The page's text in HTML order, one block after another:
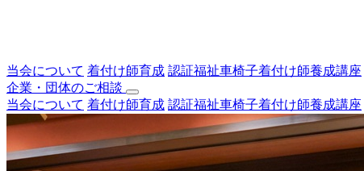
当会について 着付け師育成 認証福祉車椅子着付け師養成講座
企業・団体のご相談
当会について 着付け師育成 認証福祉車椅子着付け師養成講座